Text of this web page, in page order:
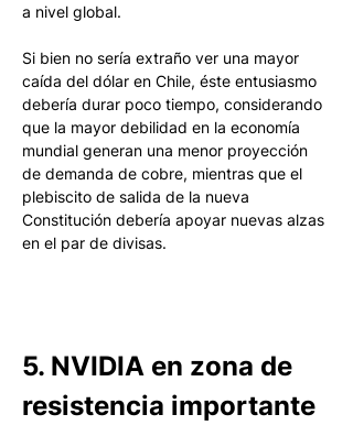
a nivel global.
Si bien no sería extraño ver una mayor
caída del dólar en Chile, éste entusiasmo
debería durar poco tiempo, considerando
que la mayor debilidad en la economía
mundial generan una menor proyección
de demanda de cobre, mientras que el
plebiscito de salida de la nueva
Constitución debería apoyar nuevas alzas
en el par de divisas.
5. NVIDIA en zona de
resistencia importante